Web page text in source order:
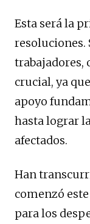
Esta será la
resoluciones.
trabajadores,
crucial, ya
apoyo
hasta lograr
afectados.
Han
comenzó
para los